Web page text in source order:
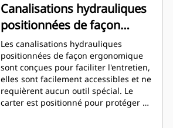
Canalisations hydrauliques
positionnées de façon
ergonomique
Les canalisations hydrauliques
positionnées de façon ergonomique
sont conçues pour faciliter l'entretien,
elles sont facilement accessibles et ne
requièrent aucun outil spécial. Le
carter est positionné pour protéger de